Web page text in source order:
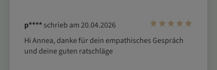
p****schrieb am 20.04.2026
Hi Annea, danke für dein empathisches Gespräch
und deine guten ratschläge